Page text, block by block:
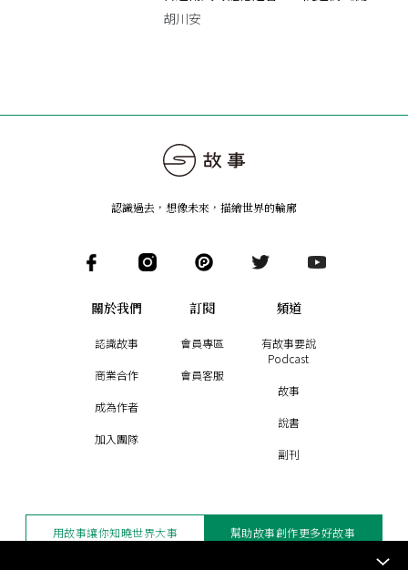
者》
胡川安
認識過去，想像未來 ， 描繪世界的輪廓
關於我們
認識故事
商業合作
成為作者
加入團隊
訂閱
會員專區
會員客服
頻道
有故事要說
Podcast
故事
說書
副刊
用故事讓你知曉世界大事 幫助故事創作更多好故事